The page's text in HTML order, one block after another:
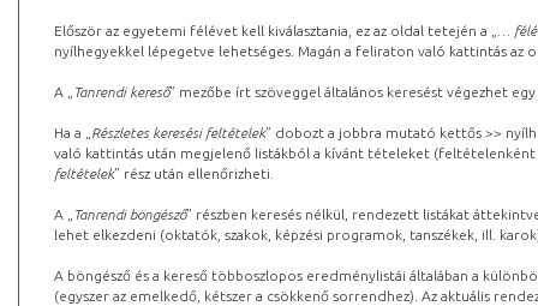
Először az egyetemi félévet kell kiválasztania, ez az oldal tetején a „
…
nyílhegyekkel lépegetve lehetséges. Magán a feliraton való kattintás az
A „ Tanrendi kereső” mezőbe írt szöveggel általános keresést végezhet
Ha a „ Részletes keresési feltételek” dobozt a jobbra mutató kettős >>
való kattintás után megjelenő listákból a kívánt tételeket (feltételenként
feltételek” rész után ellenőrizheti.
A „ Tanrendi böngésző” részben keresés nélkül, rendezett listákat
lehet elkezdeni (oktatók, szakok, képzési programok, tanszékek, ill.
A böngésző és a kereső többoszlopos eredménylistái általában a
(egyszer az emelkedő, kétszer a csökkenő sorrendhez). Az aktuális